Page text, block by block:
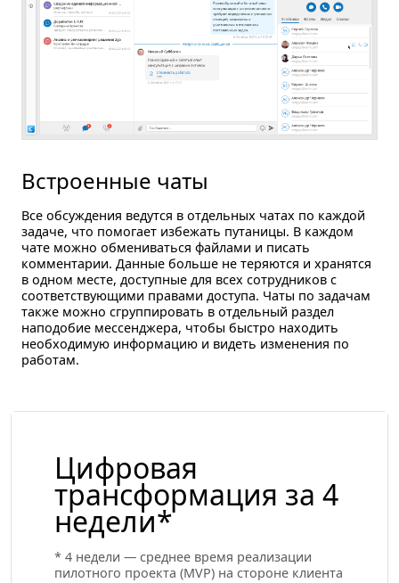
Встроенные чаты
Все обсуждения ведутся в отдельных чатах по каждой
задаче, что помогает избежать путаницы. В каждом
чате можно обмениваться файлами и писать
комментарии. Данные больше не теряются и хранятся
в одном месте, доступные для всех сотрудников с
соответствующими правами доступа. Чаты по задачам
также можно сгруппировать в отдельный раздел
наподобие мессенджера, чтобы быстро находить
необходимую информацию и видеть изменения по
работам.
Цифровая
трансформация за 4
недели*
* 4 недели — среднее время реализации
пилотного проекта (MVP) на стороне клиента